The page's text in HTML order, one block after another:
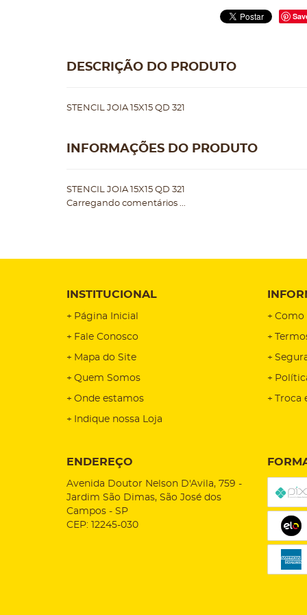
DESCRIÇÃO DO PRODUTO
STENCIL JOIA 15X15 QD 321
INFORMAÇÕES DO PRODUTO
STENCIL JOIA 15X15 QD 321
Carregando comentários ...
INSTITUCIONAL
Página Inicial
Fale Conosco
Mapa do Site
Quem Somos
Onde estamos
Indique nossa Loja
Como
Troca
ENDEREÇO
Avenida Doutor Nelson D'Avila, 759 -
Jardim São Dimas, São José dos
Campos - SP
CEP: 12245-030